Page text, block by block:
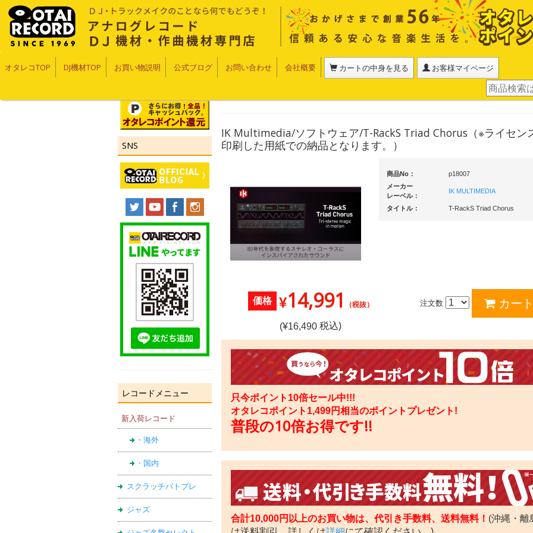
オタレコTOP DJ機材TOP お買い物説明 公式ブログ お問い合わせ 会社概要 カートの中身を見る お客様マイページ
SNS
レコードメニュー
新入荷レコード
・海外
・国内
スクラッチバトブレ
ジャズ
IK Multimedia/ソフトウェア/T-RackS Triad Chorus（※ライセン
印刷した用紙での納品となります。）
商品No：
p18007
メーカー
レーベル：
IK MULTIMEDIA
タイトル： T-RackS Triad Chorus
価格 ¥14,991 （税抜）
(¥16,490 税込)
注文数
只今ポイント10倍セール中!!!
オタレコポイント 1,499円相当のポイントプレゼント!
普段の10倍お得です!!
合計10,000円以上のお買い物は、代引き手数料、送料無料！ (沖縄・離